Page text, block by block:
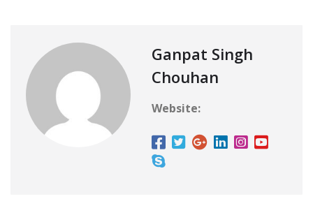
Ganpat Singh
Chouhan
Website: